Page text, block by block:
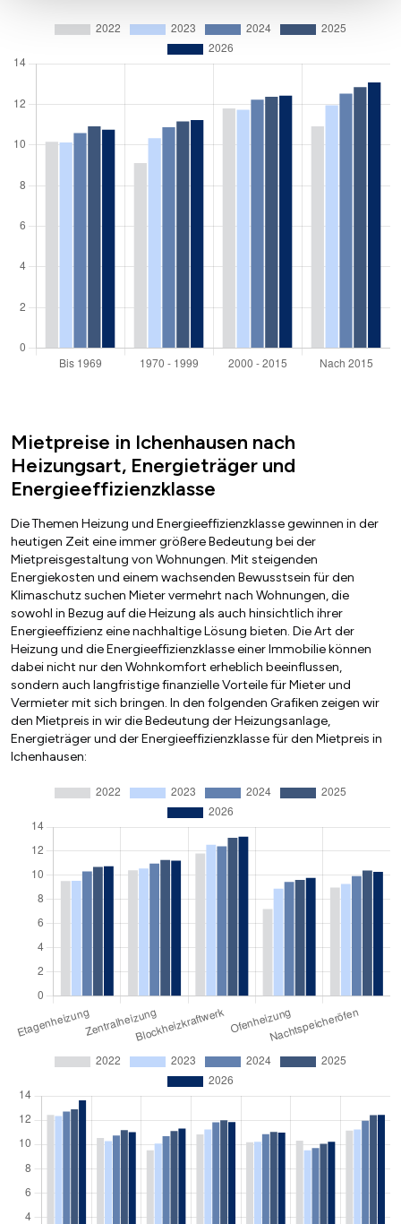
Mietpreise in Ichenhausen nach
Heizungsart, Energieträger und
Energieeffizienzklasse
Die Themen Heizung und Energieeffizienzklasse gewinnen in der
heutigen Zeit eine immer größere Bedeutung bei der
Mietpreisgestaltung von Wohnungen. Mit steigenden
Energiekosten und einem wachsenden Bewusstsein für den
Klimaschutz suchen Mieter vermehrt nach Wohnungen, die
sowohl in Bezug auf die Heizung als auch hinsichtlich ihrer
Energieeffizienz eine nachhaltige Lösung bieten. Die Art der
Heizung und die Energieeffizienzklasse einer Immobilie können
dabei nicht nur den Wohnkomfort erheblich beeinflussen,
sondern auch langfristige finanzielle Vorteile für Mieter und
Vermieter mit sich bringen. In den folgenden Grafiken zeigen wir
den Mietpreis in wir die Bedeutung der Heizungsanlage,
Energieträger und der Energieeffizienzklasse für den Mietpreis in
Ichenhausen: